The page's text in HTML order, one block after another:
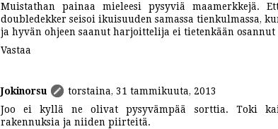
Muistathan painaa mieleesi pysyviä maamerkkejä.
doubledekker seisoi ikuisuuden samassa tienkulmassa,
ja hyvän ohjeen saanut harjoittelija ei tietenkään
Vastaa
Jokinorsu
torstaina, 31 tammikuuta, 2013
Joo ei kyllä ne olivat pysyvämpää sorttia. Toki
rakennuksia ja niiden piirteitä.